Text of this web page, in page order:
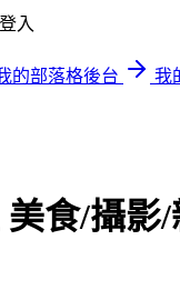
登入
的部落格後台
我
食/攝影